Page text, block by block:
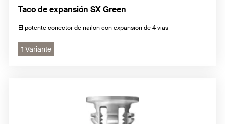
Taco de expansión SX Green
El potente conector de nailon con expansión de 4 vías
1 Variante